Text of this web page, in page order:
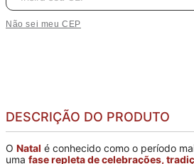
Não sei meu CEP
DESCRIÇÃO DO PRODUTO
O Natal é conhecido como o período
uma fase repleta de celebrações,